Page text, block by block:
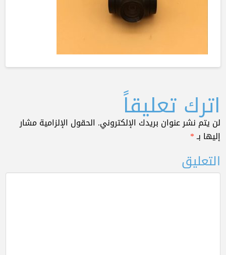
اترك تعليقاً
لن يتم نشر عنوان بريدك الإلكتروني. الحقول الإلزامية مشار
إليها بـ*
التعليق